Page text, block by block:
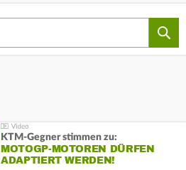
KTM-Gegner stimmen zu:
MOTOGP-MOTOREN DÜRFEN
ADAPTIERT WERDEN!